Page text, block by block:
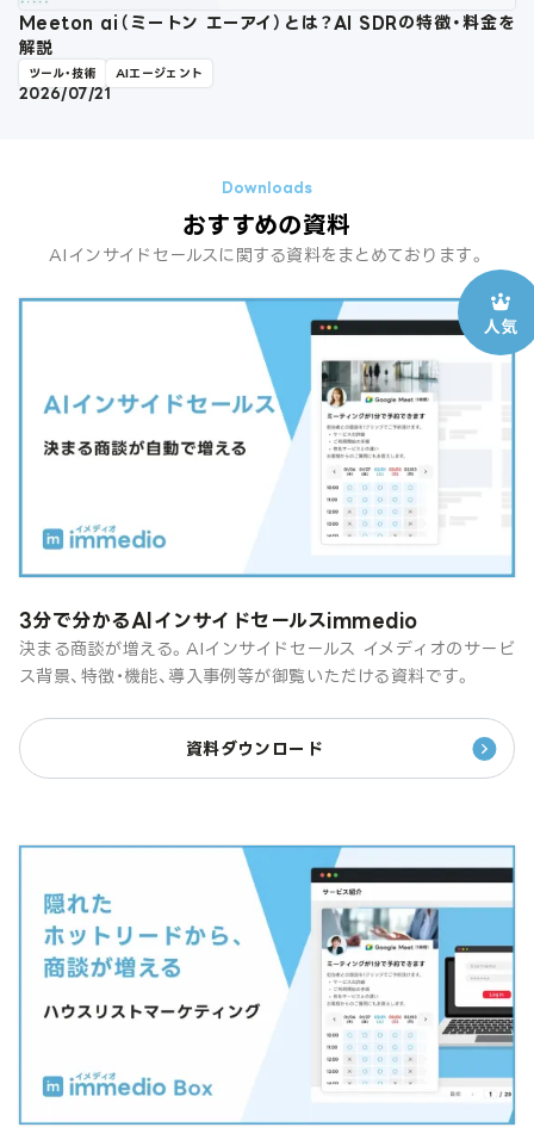
Meeton ai（ミートン エーアイ）とは？AI SDRの特徴・料金を
解説
ツール・技術 AIエージェント
2026/07/21
おすすめの資料
AIインサイドセールスに関する資料をまとめております。
3分で分かるAIインサイドセールスimmedio
決まる商談が増える。AIインサイドセールス イメディオのサービ
ス背景、特徴・機能、導入事例等が御覧いただける資料です。
資料ダウンロード